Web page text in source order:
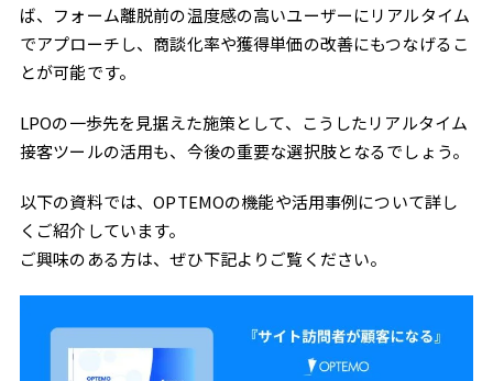
ば、フォーム離脱前の温度感の高いユーザーにリアルタイム
でアプローチし、商談化率や獲得単価の改善にもつなげるこ
とが可能です。
LPOの一歩先を見据えた施策として、こうしたリアルタイム
接客ツールの活用も、今後の重要な選択肢となるでしょう。
以下の資料では、OPTEMOの機能や活用事例について詳し
くご紹介しています。
ご興味のある方は、ぜひ下記よりご覧ください。